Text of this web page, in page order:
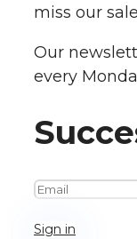
miss our
Our
every
Sign in